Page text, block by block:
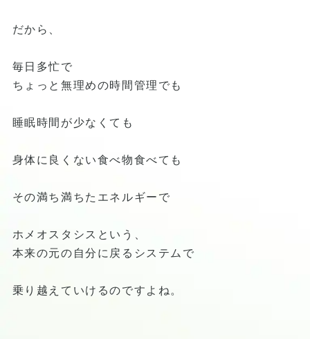
だから、
毎日多忙で
ちょっと無理めの時間管理でも
睡眠時間が少なくても
身体に良くない食べ物食べても
その満ち満ちたエネルギーで
ホメオスタシスという、
本来の元の自分に戻るシステムで
乗り越えていけるのですよね。